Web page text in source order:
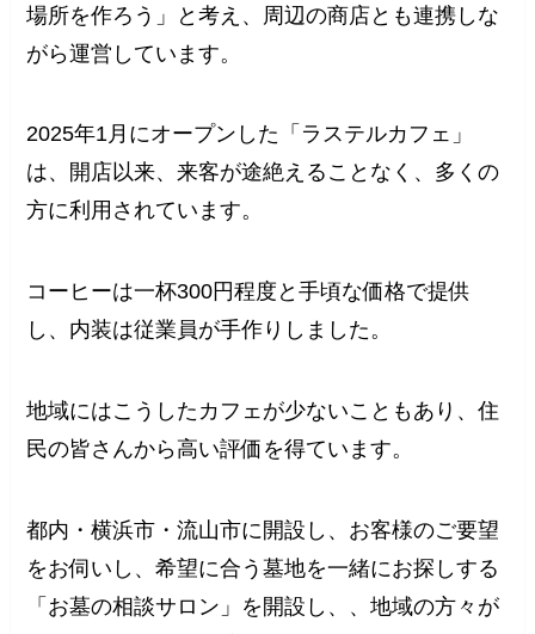
場所を作ろう」と考え、周辺の商店とも連携しな
がら運営しています。
2025年1月にオープンした「ラステルカフェ」
は、開店以来、来客が途絶えることなく、多くの
方に利用されています。
コーヒーは一杯300円程度と手頃な価格で提供
し、内装は従業員が手作りしました。
地域にはこうしたカフェが少ないこともあり、住
民の皆さんから高い評価を得ています。
都内・横浜市・流山市に開設し、お客様のご要望
をお伺いし、希望に合う墓地を一緒にお探しする
「お墓の相談サロン」を開設し、、地域の方々が